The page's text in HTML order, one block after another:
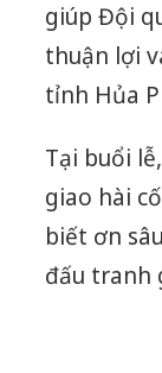
giúp Đội
thuận lợi
tỉnh Hủa
Tại buổi
giao hài
biết ơn
đấu tranh